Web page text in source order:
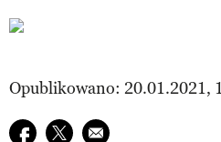
Opublikowano: 20.01.2021,
Udostępnij na facebook
Udostępnij na twitter
E-mail do